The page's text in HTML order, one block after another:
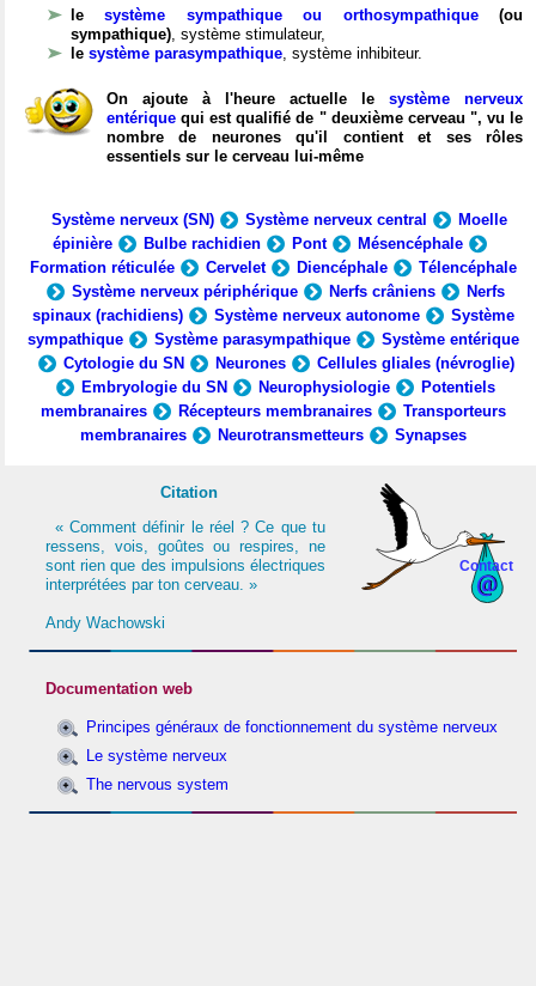
lesystème sympathique ou orthosympathique(ou
sympathique), système stimulateur,
le système parasympathique, système inhibiteur.
On ajoute à l'heure actuelle le système nerveux
entérique qui est qualifié de " deuxième cerveau ", vu le
nombre de neurones qu'il contient et ses rôles
essentiels sur le cerveau lui-même
Système nerveux (SN) Système nerveux central
Moelle
épinière
Bulbe rachidien Pont
Mésencéphale
Formation réticulée
Cervelet Diencéphale
Télencéphale
Système nerveux périphérique
Nerfs crâniens
Nerfs
spinaux (rachidiens)
Système nerveux autonome
Système
sympathique
Système parasympathique
Système entérique
Cytologie du SN
Neurones
Cellules gliales (névroglie)
Embryologie du SN
Neurophysiologie
Potentiels
membranaires
Récepteurs membranaires
Transporteurs
membranaires
Neurotransmetteurs Synapses
Contact
Citation
« Comment définir le réel ? Ce que tu
ressens, vois, goûtes ou respires, ne
sont rien que des impulsions électriques
interprétées par ton cerveau. »
Andy Wachowski
Documentation web
Principes généraux de fonctionnement du système nerveux
Le système nerveux
The nervous system